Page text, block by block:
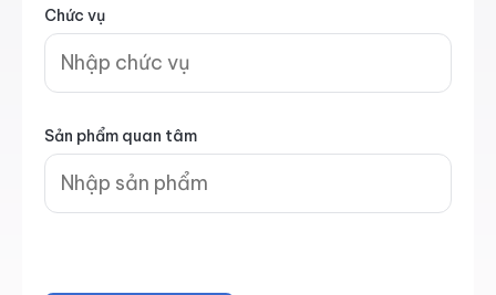
Chức vụ
Sản phẩm quan tâm